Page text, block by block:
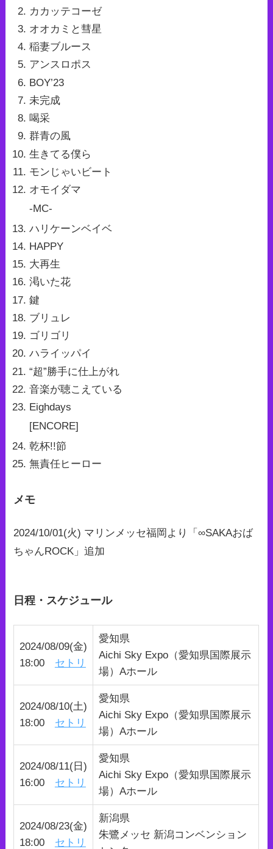
カカッテコーゼ
オオカミと彗星
稲妻ブルース
アンスロポス
BOY’23
未完成
喝采
群青の風
生きてる僕ら
モンじゃいビート
オモイダマ
-MC-
ハリケーンベイベ
HAPPY
大再生
渇いた花
鍵
ブリュレ
ゴリゴリ
ハライッパイ
“超”勝手に仕上がれ
音楽が聴こえている
Eighdays
[ENCORE]
乾杯!!節
無責任ヒーロー
メモ
2024/10/01(火) マリンメッセ福岡より「∞SAKAおば
ちゃんROCK」追加
日程・スケジュール
2024/08/09(金)
18:00 セトリ
愛知県
Aichi Sky Expo（愛知県国際展示
場）Aホール
2024/08/10(土)
18:00 セトリ
愛知県
Aichi Sky Expo（愛知県国際展示
場）Aホール
2024/08/11(日)
16:00 セトリ
愛知県
Aichi Sky Expo（愛知県国際展示
場）Aホール
2024/08/23(金)
18:00 セトリ
新潟県
朱鷺メッセ 新潟コンベンション